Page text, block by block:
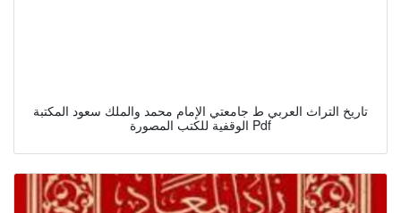
تاريخ التراث العربي ط جامعتي الإمام محمد والملك سعود المكتبة
الوقفية للكتب المصورة Pdf